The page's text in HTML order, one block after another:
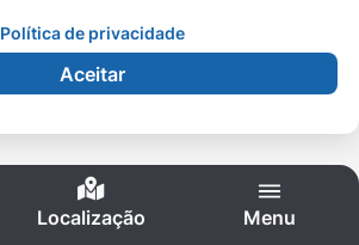
Localização Menu
Política de privacidade
Aceitar